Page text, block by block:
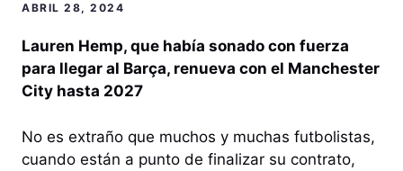
ABRIL 28, 2024
Lauren Hemp, que había sonado con fuerza
para llegar al Barça, renueva con el Manchester
City hasta 2027
No es extraño que muchos y muchas futbolistas,
cuando están a punto de finalizar su contrato,